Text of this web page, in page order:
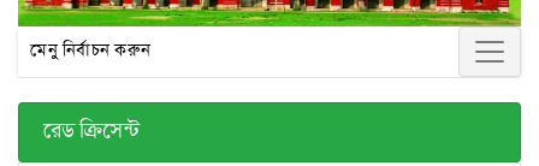
মেনু নির্বাচন করুন
রেড ক্রিসেন্ট